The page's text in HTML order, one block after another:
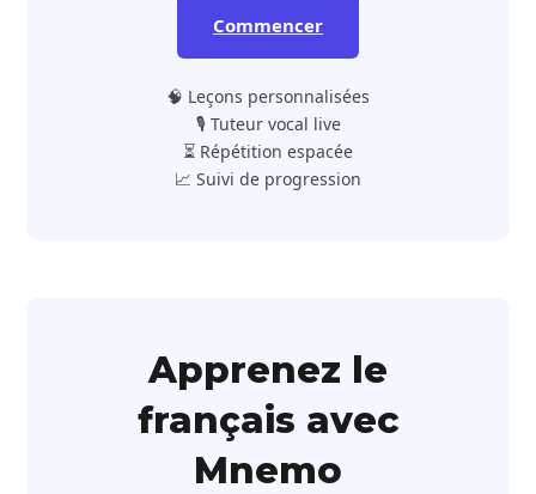
Commencer
🧠 Leçons personnalisées
🎙️ Tuteur vocal live
⏳ Répétition espacée
📈 Suivi de progression
Apprenez le
français avec
Mnemo